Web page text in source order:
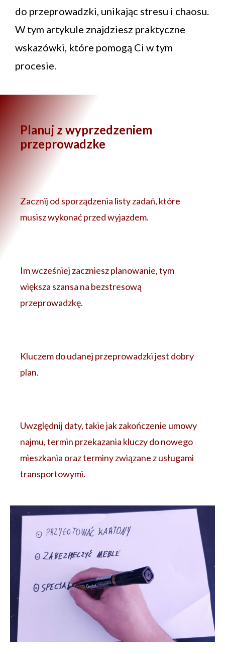
do przeprowadzki, unikając stresu i chaosu.
W tym artykule znajdziesz praktyczne
wskazówki, które pomogą Ci w tym
procesie.
Planuj z wyprzedzeniem
przeprowadzke
Zacznij od sporządzenia listy zadań, które
musisz wykonać przed wyjazdem.
Im wcześniej zaczniesz planowanie, tym
większa szansa na bezstresową
przeprowadzkę.
Kluczem do udanej przeprowadzki jest dobry
plan.
Uwzględnij daty, takie jak zakończenie umowy
najmu, termin przekazania kluczy do nowego
mieszkania oraz terminy związane z usługami
transportowymi.